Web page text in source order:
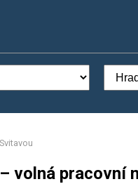
volná pracovní